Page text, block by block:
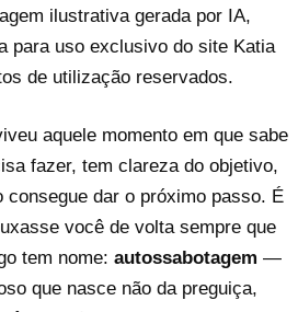
ilustrativa gerada por IA,
para uso exclusivo do site Katia
de utilização reservados.
aquele momento em que sabe
fazer, tem clareza do objetivo,
consegue dar o próximo passo. É
você de volta sempre que
tem nome: autossabotagem —
que nasce não da preguiça,